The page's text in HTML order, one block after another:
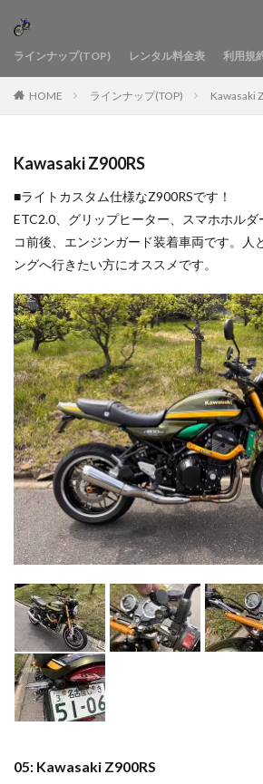
ラインナップ(TOP) レンタル料金表 利用規
HOME ラインナップ(TOP) Kawasaki
Kawasaki Z900RS
■ライトカスタム仕様なZ900RSです！
ETC2.0、グリップヒーター、スマホホルダ
コ前後、エンジンガード装着車両です。人
ングへ行きたい方にオススメです。
05: Kawasaki Z900RS